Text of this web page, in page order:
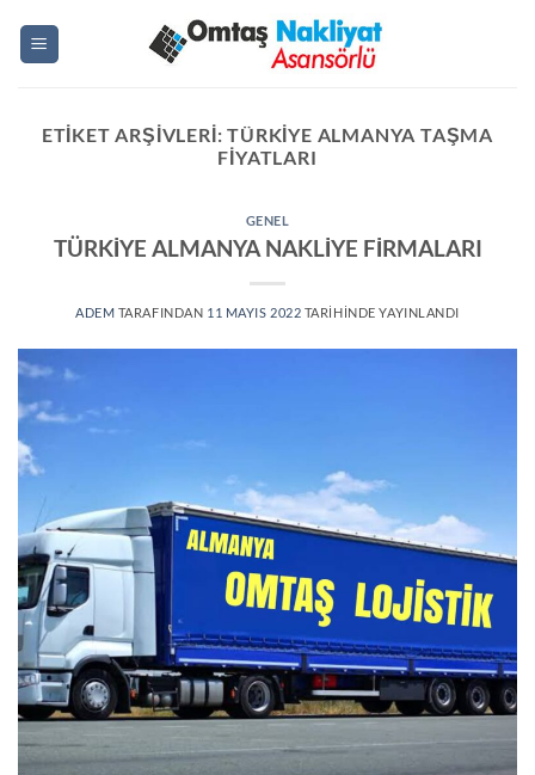
ETIKET ARŞIVLERI:TÜRKIYE ALMANYA TAŞMA
FIYATLARI
GENEL
TÜRKİYE ALMANYA NAKLİYE FİRMALARI
ADEM TARAFINDAN 11 MAYIS 2022 TARIHINDE YAYINLANDI